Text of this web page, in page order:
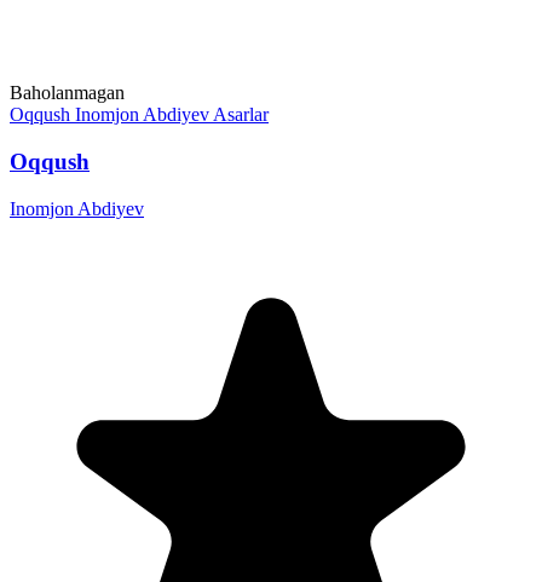
Baholanmagan
Oqqush Inomjon AbdiyevAsarlar
Oqqush
Inomjon Abdiyev